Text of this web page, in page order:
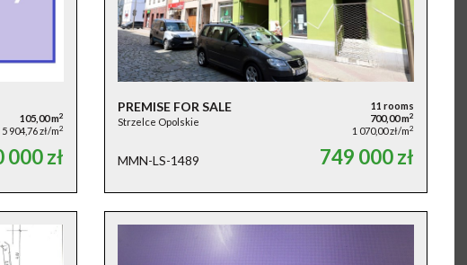
105,00 m2
5 904,76 zł/m2
000 zł
PREMISE FOR SALE
Strzelce Opolskie
11 rooms
700,00 m2
1 070,00 zł/m2
MMN-LS-1489 749 000 zł